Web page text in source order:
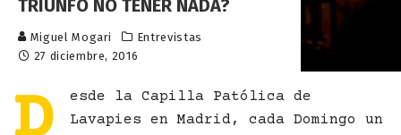
TRIUNFO NO TENER NADA?
Miguel Mogari
Entrevistas
27 diciembre, 2016
esde la Capilla Patólica de
Lavapies en Madrid, cada Domingo un